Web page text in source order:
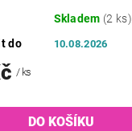
Skladem (2 ks)
do
10.08.2026
/ ks